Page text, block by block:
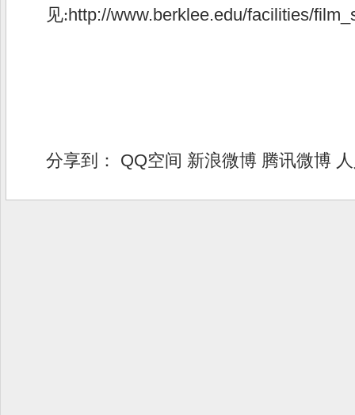
见:http://www.berklee.edu/facilities/
分享到： QQ空间 新浪微博 腾讯微博